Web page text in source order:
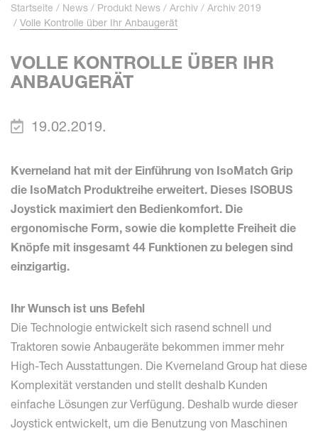
Startseite News Produkt News Archiv
Archiv 2019
Volle Kontrolle über Ihr Anbaugerät
VOLLE KONTROLLE ÜBER IHR
ANBAUGERÄT
19.02.2019.
Kverneland hat mit der Einführung von IsoMatch Grip
die IsoMatch Produktreihe erweitert. Dieses ISOBUS
Joystick maximiert den Bedienkomfort. Die
ergonomische Form, sowie die komplette Freiheit die
Knöpfe mit insgesamt 44 Funktionen zu belegen sind
einzigartig.
Ihr Wunsch ist uns Befehl
Die Technologie entwickelt sich rasend schnell und
Traktoren sowie Anbaugeräte bekommen immer mehr
High-Tech Ausstattungen. Die Kverneland Group hat diese
Komplexität verstanden und stellt deshalb Kunden
einfache Lösungen zur Verfügung. Deshalb wurde dieser
Joystick entwickelt, um die Benutzung von Maschinen